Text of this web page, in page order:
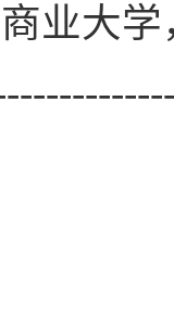
业大学